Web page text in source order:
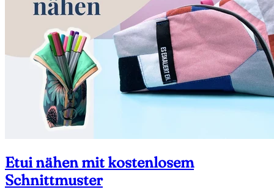
Etui nähen mit kostenlosem
Schnittmuster